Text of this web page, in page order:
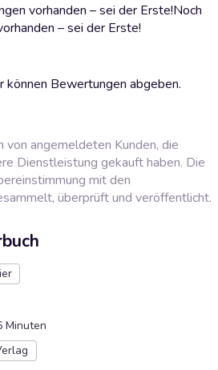
vorhanden – sei der Erste!Noch
– sei der Erste!
Bewertungen abgeben.
von angemeldeten Kunden, die
Dienstleistung gekauft haben. Die
mit den
überprüft und veröffentlicht.
Minuten